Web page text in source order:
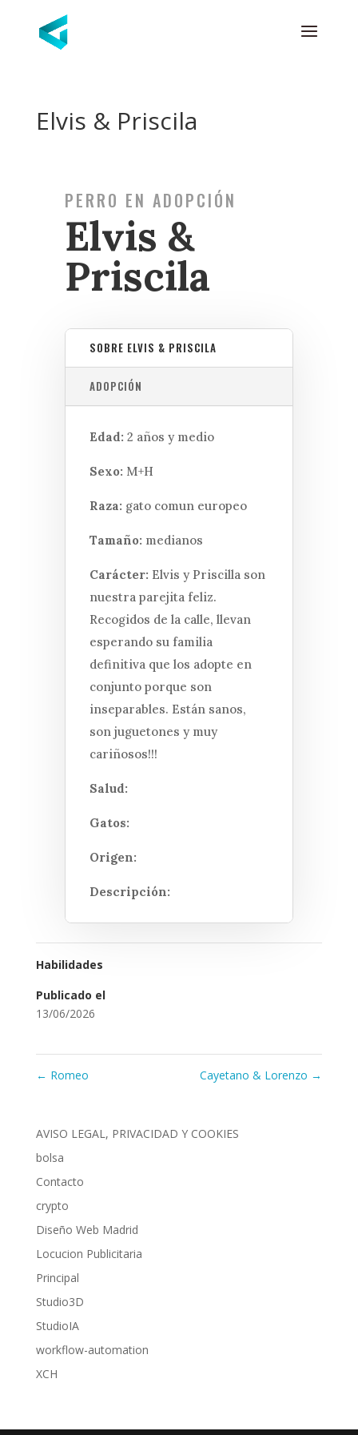
Elvis & Priscila
PERRO EN ADOPCIÓN
Elvis &
Priscila
SOBRE ELVIS & PRISCILA
ADOPCIÓN
Edad: 2 años y medio
Sexo: M+H
Raza: gato comun europeo
Tamaño: medianos
Carácter: Elvis y Priscilla son
nuestra parejita feliz.
Recogidos de la calle, llevan
esperando su familia
definitiva que los adopte en
conjunto porque son
inseparables. Están sanos,
son juguetones y muy
cariñosos!!!
Salud:
Gatos:
Origen:
Descripción:
Habilidades
Publicado el
13/06/2026
← Romeo Cayetano & Lorenzo →
AVISO LEGAL, PRIVACIDAD Y COOKIES
bolsa
Contacto
crypto
Diseño Web Madrid
Locucion Publicitaria
Principal
Studio3D
StudioIA
workflow-automation
XCH